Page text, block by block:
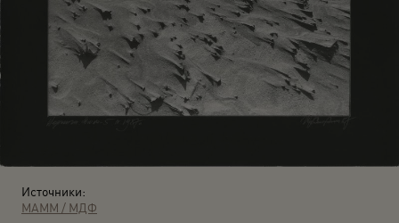
Источники:
МАММ / МДФ